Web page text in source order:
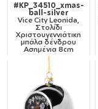
#KP_34510_xmas-
ball-silver
Vice City Leonida,
Στολίδι
Χριστουγεννιάτικη
μπάλα δένδρου
Ασημένια 8cm